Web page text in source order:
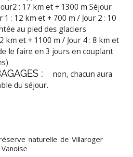
: 17 km et + 1300 m Séjour
: 12 km et + 700 m / Jour 2 : 10
au pied des glaciers
km et + 1100 m / Jour 4 : 8 km et
le faire en 3 jours en couplant
:
non, chacun aura
du séjour.
naturelle de Villaroger